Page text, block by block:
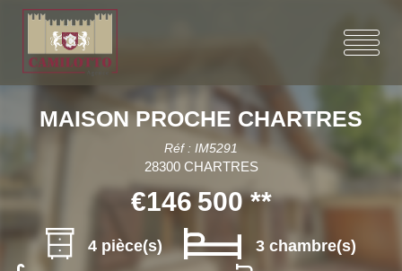
MAISON PROCHE CHARTRES
Réf : IM5291
28300 CHARTRES
€146 500 **
4 pièce(s)
3 chambre(s)